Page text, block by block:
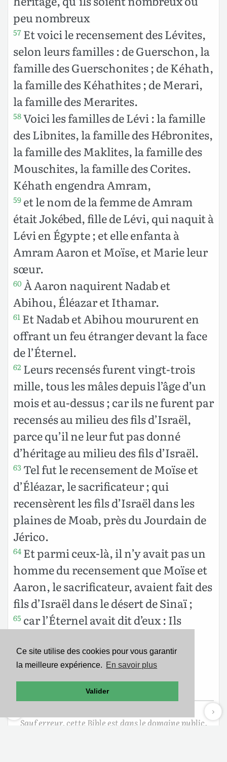
Ce site utilise des cookies pour vous garantir
la meilleure expérience. En savoir plus
Valider
peu nombreux
57 Et voici le recensement des Lévites,
selon leurs familles : de Guerschon, la
famille des Guerschonites ; de Kéhath,
la famille des Kéhathites ; de Merari,
la famille des Merarites.
58Voici les familles de Lévi : la famille
des Libnites, la famille des Hébronites,
la famille des Maklites, la famille des
Mouschites, la famille des Corites.
Kéhath engendra Amram,
59 et le nom de la femme de Amram
était Jokébed, fille de Lévi, qui naquit à
Lévi en Égypte ; et elle enfanta à
Amram Aaron et Moïse, et Marieleur
sœur.
60 À Aaron naquirent Nadab et
Abihou, Éléazar et Ithamar.
61 Et Nadab et Abihou moururent en
offrant un feu étranger devant la face
de l’Éternel.
62 Leurs recensés furent vingt-trois
mille, tous les mâles depuis l’âge d’un
mois et au-dessus ; car ils ne furent par
recensés au milieu des fils d’Israël,
parce qu’il ne leur fut pas donné
d’héritage au milieu des fils d’Israël.
63 Tel fut le recensement de Moïse et
d’Éléazar, le sacrificateur ; qui
recensèrent les fils d’Israël dans les
plaines de Moab, près du Jourdain de
Jérico.
64 Et parmi ceux-là, il n’y avait pas un
homme du recensement que Moïse et
Aaron, le sacrificateur, avaient fait des
fils d’Israël dans le désert de Sinaï ;
65 car l’Éternel avait dit d’eux : Ils
désert, et il ne restera pas d’eux [un
seul] homme, excepté Caleb, fils de
Jéphunné, et Josué fils de Nun.
Sauf erreur, cette Bible est dans le domaine public.